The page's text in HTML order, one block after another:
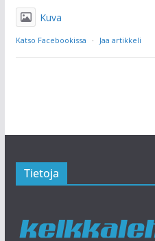
Kuva
Katso Facebookissa · Jaa artikkeli
Tietoja